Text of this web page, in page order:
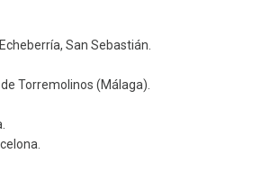
San Sebastián.
Torremolinos (Málaga).